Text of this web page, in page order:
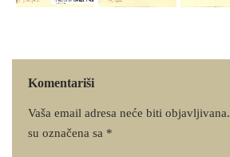
Komentariši
Vaša email adresa neće biti objavljivana.
su označena sa *